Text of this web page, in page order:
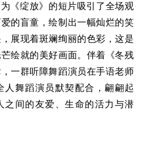
《绽放》的短片吸引了全场观
的盲童，绘制出一幅灿烂的笑
展现着斑斓绚丽的色彩，这是
绘就的美好画面。伴着《冬残
一群听障舞蹈演员在手语老师
人舞蹈演员默契配合，翩翩起
之间的友爱、生命的活力与潜